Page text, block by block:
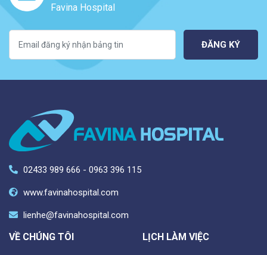
Favina Hospital
ĐĂNG KÝ
02433 989 666 - 0963 396 115
www.favinahospital.com
lienhe@favinahospital.com
VỀ CHÚNG TÔI LỊCH LÀM VIỆC